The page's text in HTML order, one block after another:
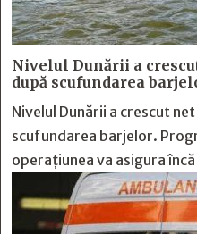
Nivelul Dunării a
după scufundarea
Nivelul Dunării a crescut
scufundarea barjelor.
operațiunea va asigura